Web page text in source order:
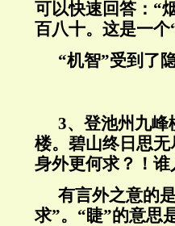
可以快速回答：“
百八十。这是一
“机智”受到了
3、登池州九
楼。碧山终日思
身外更何求？！
有言外之意的
求”。“睫”的意思